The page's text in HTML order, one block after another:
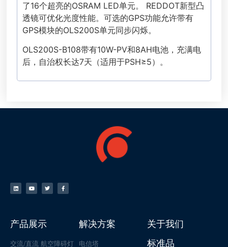
了16个超亮的OSRAM LED单元。 REDDOT新型凸
透镜可优化光度性能。可选的GPS功能允许带有
GPS模块的OLS200S单元同步闪烁。
OLS200S-B108带有10W-PV和8AH电池，充满电
后，自治权长达7天（适用于PSH≥5）。
产品展示
交流/直流 航空障碍灯
解决方案
电信塔
关于我们
标准品